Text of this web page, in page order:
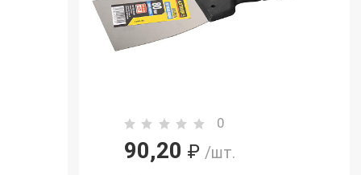
0
90,20 ₽ /шт.